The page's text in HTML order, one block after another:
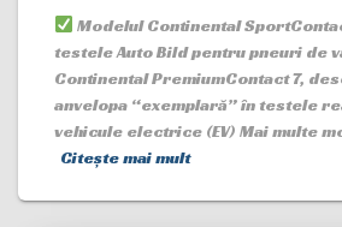
Modelul Continental
testele Auto Bild pentru pneuri de
Continental PremiumContact 7,
anvelopa “exemplară” în testele
vehicule electrice (EV) Mai multe
Citește mai mult